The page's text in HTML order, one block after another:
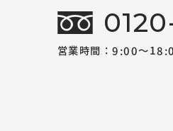
営業時間：9:00～